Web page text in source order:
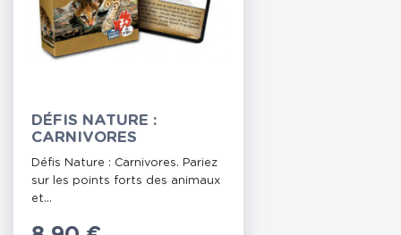
DÉFIS NATURE :
CARNIVORES
Défis Nature : Carnivores. Pariez
sur les points forts des animaux
et...